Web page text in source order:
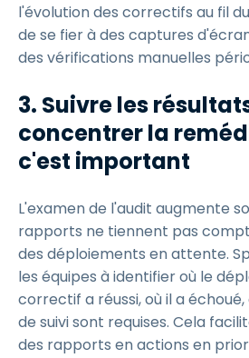
l'évolution des correctifs au fil
de se fier à des captures
des vérifications manuelles
3. Suivre les
concentrer la
c'est important
L'examen de l'audit augmente
rapports ne tiennent pas
des déploiements en attente.
les équipes à identifier où le
correctif a réussi, où il a
de suivi sont requises. Cela
des rapports en actions en